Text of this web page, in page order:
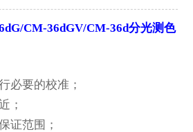
CM-36dGV/CM-36d分光测色
必要的校准；
；
证范围；